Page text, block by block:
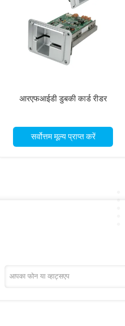
आरएफआईडी डुबकी कार्ड रीडर
सर्वोत्तम मूल्य प्राप्त करें